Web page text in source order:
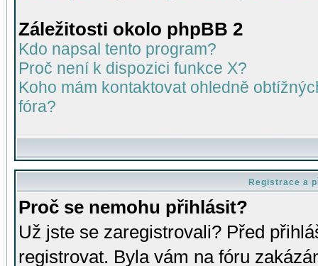
Záležitosti okolo phpBB 2
Kdo napsal tento program?
Proč není k dispozici funkce X?
Koho mám kontaktovat ohledně
fóra?
Registrace a
Proč se nemohu přihlásit?
Už jste se zaregistrovali? Před
registrovat. Byla vám na fóru